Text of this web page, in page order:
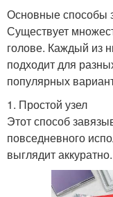
Основные способы
Существует
голове. Каждый из
подходит для
популярных
1. Простой узел
Этот способ
повседневного
выглядит аккуратно.